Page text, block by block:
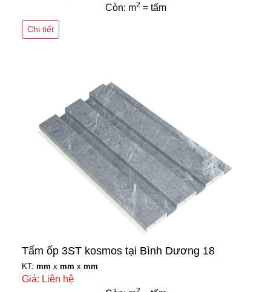
Còn: m2 = tấm
Chi tiết
Tấm ốp 3ST kosmos tại Bình Dương 18
KT: mm x mm x mm
Giá: Liên hệ